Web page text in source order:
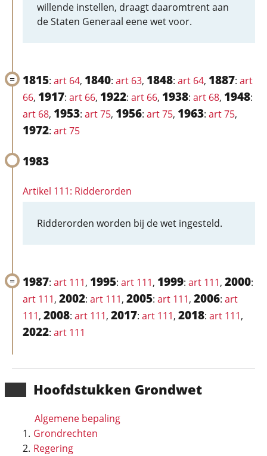
Hoofd­stukken Grondwet
Algemene bepaling
Grondrechten
Regering
willende instellen, draagt daaromtrent aan
de Staten Generaal eene wet voor.
1815: art 64, 1840: art 63, 1848: art 64, 1887: art
66, 1917: art 66, 1922: art 66, 1938: art 68, 1948:
art 68, 1953: art 75, 1956: art 75, 1963: art 75,
1972: art 75
1983
Artikel 111: Ridderorden
Ridderorden worden bij de wet ingesteld.
1987: art 111, 1995: art 111, 1999: art 111, 2000:
art 111, 2002: art 111, 2005: art 111, 2006: art
111, 2008: art 111, 2017: art 111, 2018: art 111,
2022: art 111